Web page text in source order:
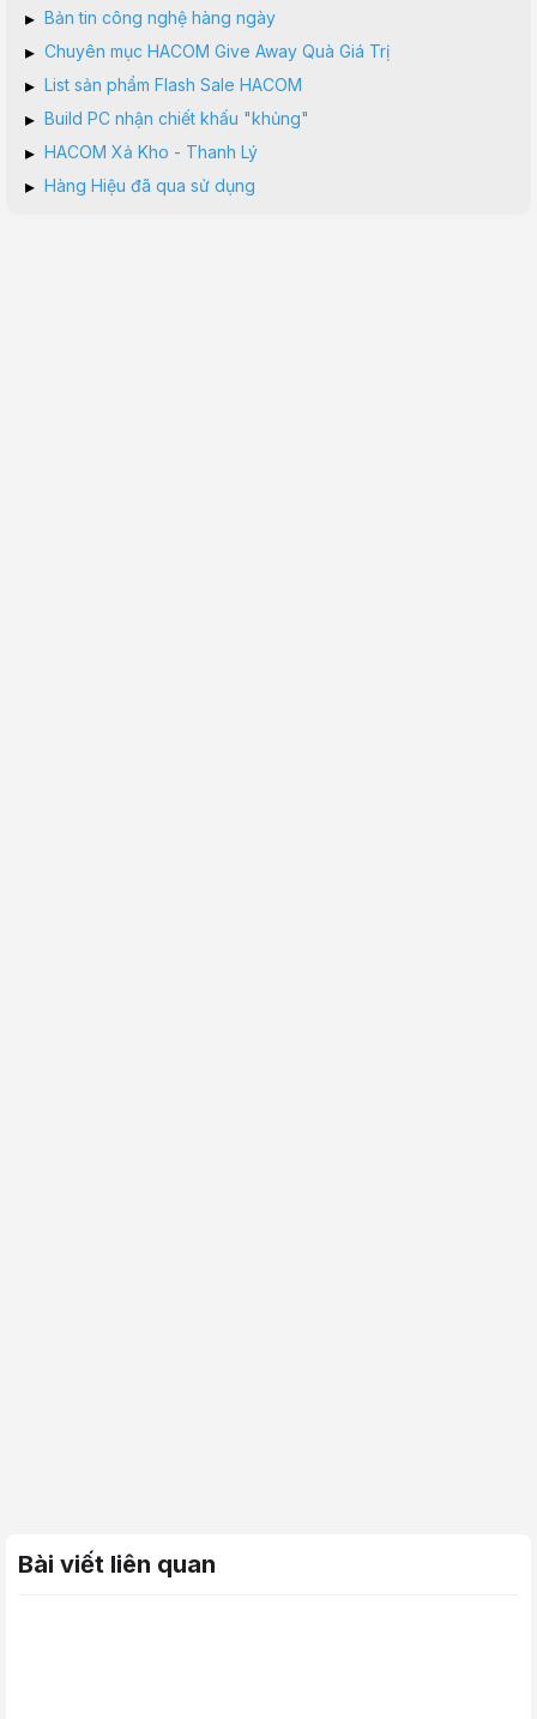
▸ Bản tin công nghệ hàng ngày
▸ Chuyên mục HACOM Give Away Quà Giá Trị
▸ List sản phẩm Flash Sale HACOM
▸ Build PC nhận chiết khấu "khủng"
▸ HACOM Xả Kho - Thanh Lý
▸ Hàng Hiệu đã qua sử dụng
Bài viết liên quan